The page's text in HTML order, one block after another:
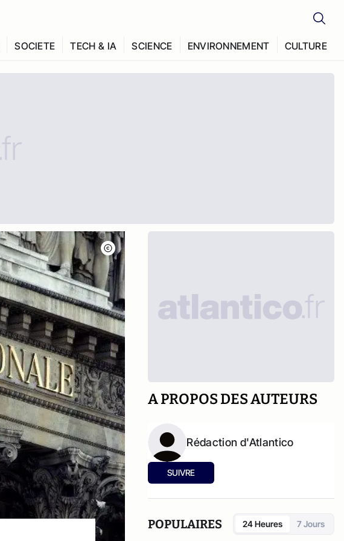
SOCIETE TECH & IA SCIENCE ENVIRONNEMENT CULTURE
A PROPOS DES AUTEURS
Rédaction d'Atlantico
SUIVRE
POPULAIRES 24 Heures 7 Jours